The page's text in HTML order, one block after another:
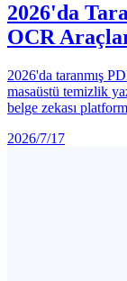
2026'da
OCR
2026'da taranmış
masaüstü temizlik
belge zekası
2026/7/17